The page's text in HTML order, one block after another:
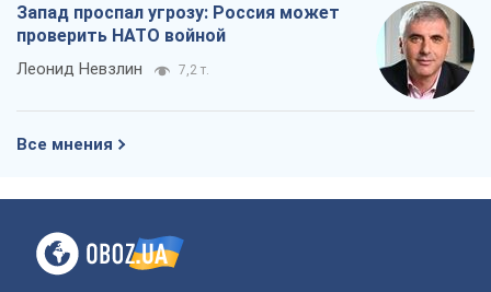
Запад проспал угрозу: Россия может
проверить НАТО войной
Леонид Невзлин 7,2 т.
Все мнения